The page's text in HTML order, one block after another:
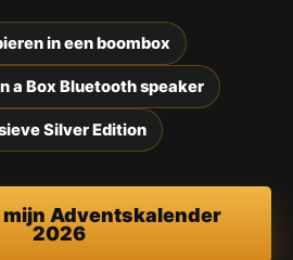
in een boombox
a Box Bluetooth speaker
Silver Edition
mijn Adventskalender
2026